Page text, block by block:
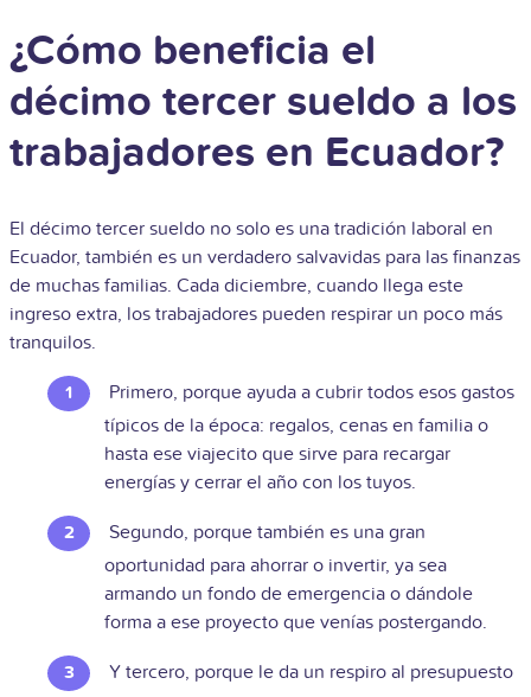
¿Cómo beneficia el
décimo tercer sueldo a los
trabajadores en Ecuador?
El décimo tercer sueldo no solo es una tradición laboral en
Ecuador, también es un verdadero salvavidas para las finanzas
de muchas familias. Cada diciembre, cuando llega este
ingreso extra, los trabajadores pueden respirar un poco más
tranquilos.
Primero, porque ayuda a cubrir todos esos gastos
típicos de la época: regalos, cenas en familia o
hasta ese viajecito que sirve para recargar
energías y cerrar el año con los tuyos.
Segundo, porque también es una gran
oportunidad para ahorrar o invertir, ya sea
armando un fondo de emergencia o dándole
forma a ese proyecto que venías postergando.
Y tercero, porque le da un respiro al presupuesto